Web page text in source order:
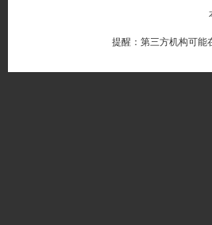
提醒：第三方机构可能